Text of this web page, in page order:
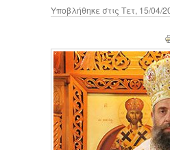
Υποβλήθηκε στις Τετ, 15/04/